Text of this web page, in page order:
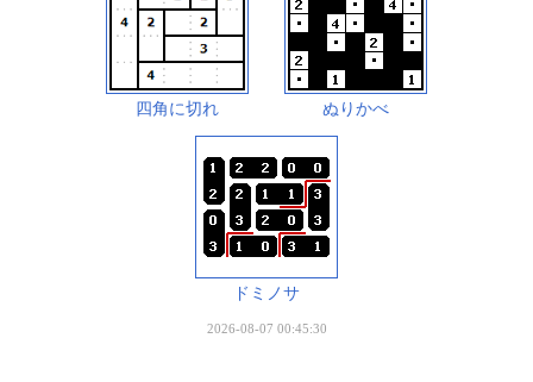
四角に切れ ぬりかべ
ドミノサ
2026-08-07 00:45:30